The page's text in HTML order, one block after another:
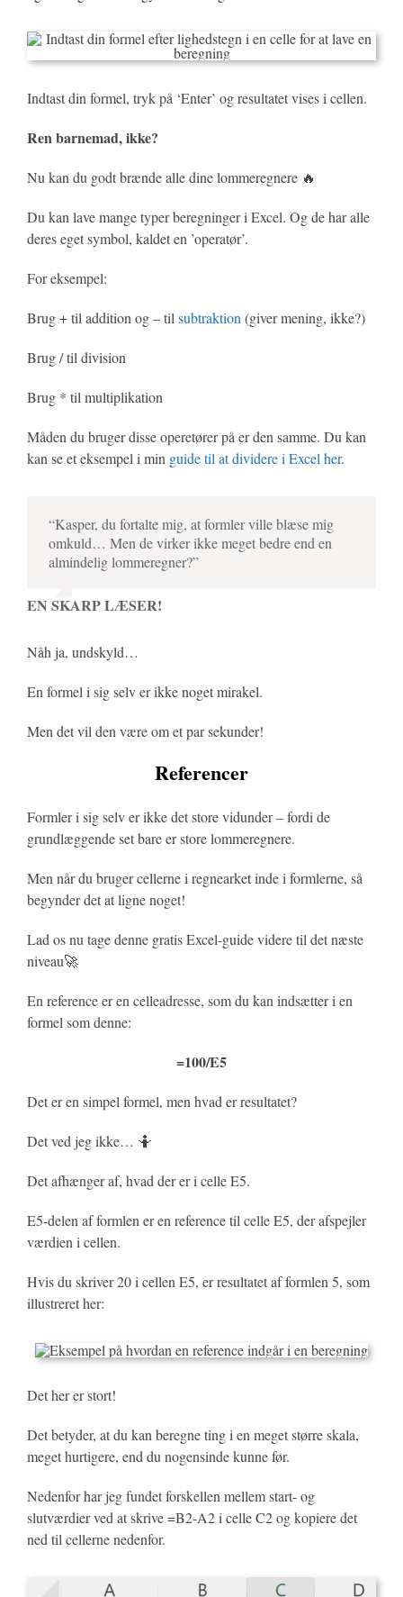
Indtast din formel, tryk på ‘Enter’ og resultatet vises i cellen.
Ren barnemad, ikke?
Nu kan du godt brænde alle dine lommeregnere 🔥
Du kan lave mange typer beregninger i Excel. Og de har alle
deres eget symbol, kaldet en ’operatør’.
For eksempel:
Brug + til addition og – til subtraktion (giver mening, ikke?)
Brug / til division
Brug * til multiplikation
Måden du bruger disse operetører på er den samme. Du kan
kan se et eksempel i min guide til at dividere i Excel her.
“Kasper, du fortalte mig, at formler ville blæse mig
omkuld… Men de virker ikke meget bedre end en
almindelig lommeregner?”
EN SKARP LÆSER!
Nåh ja, undskyld…
En formel i sig selv er ikke noget mirakel.
Men det vil den være om et par sekunder!
Referencer
Formler i sig selv er ikke det store vidunder – fordi de
grundlæggende set bare er store lommeregnere.
Men når du bruger cellerne i regnearket inde i formlerne, så
begynder det at ligne noget!
Lad os nu tage denne gratis Excel-guide videre til det næste
niveau🚀
En reference er en celleadresse, som du kan indsætter i en
formel som denne:
=100/E5
Det er en simpel formel, men hvad er resultatet?
Det ved jeg ikke… 🤷
Det afhænger af, hvad der er i celle E5.
E5-delen af formlen er en reference til celle E5, der afspejler
værdien i cellen.
Hvis du skriver 20 i cellen E5, er resultatet af formlen 5, som
illustreret her:
Det her er stort!
Det betyder, at du kan beregne ting i en meget større skala,
meget hurtigere, end du nogensinde kunne før.
Nedenfor har jeg fundet forskellen mellem start- og
slutværdier ved at skrive =B2-A2 i celle C2 og kopiere det
ned til cellerne nedenfor.